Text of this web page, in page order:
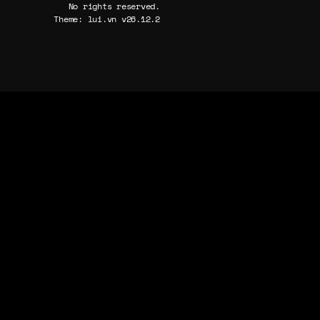
No rights reserved.
Theme: lui.vn v26.12.2